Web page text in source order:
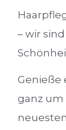
– wir
Genieße
ganz um